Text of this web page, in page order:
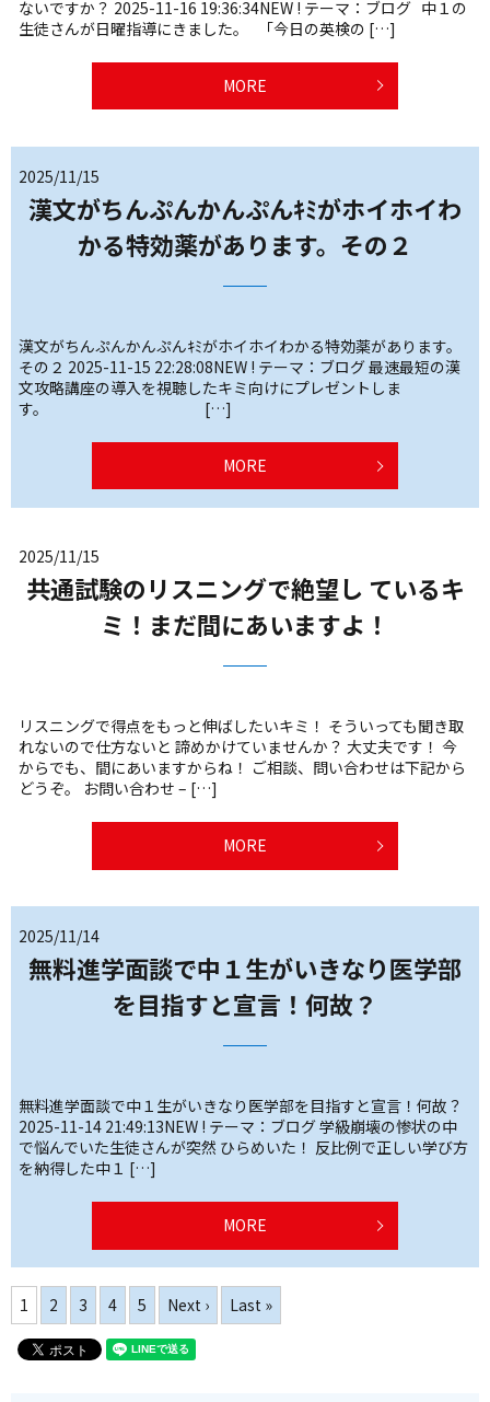
ないですか？ 2025-11-16 19:36:34NEW ! テーマ：ブログ 中１の
生徒さんが日曜指導にきました。 「今日の英検の […]
MORE
2025/11/15
漢文がちんぷんかんぷんｷﾐがホイホイわ
かる特効薬があります。その２
漢文がちんぷんかんぷんｷﾐがホイホイわかる特効薬があります。
その２ 2025-11-15 22:28:08NEW ! テーマ：ブログ 最速最短の漢
文攻略講座の導入を視聴したキミ向けにプレゼントしま
す。 […]
MORE
2025/11/15
共通試験のリスニングで絶望し ているキ
ミ！まだ間にあいますよ！
リスニングで得点をもっと伸ばしたいキミ！ そういっても聞き取
れないので仕方ないと 諦めかけていませんか？ 大丈夫です！ 今
からでも、間にあいますからね！ ご相談、問い合わせは下記から
どうぞ。 お問い合わせ – […]
MORE
2025/11/14
無料進学面談で中１生がいきなり医学部
を目指すと宣言！何故？
無料進学面談で中１生がいきなり医学部を目指すと宣言！何故？
2025-11-14 21:49:13NEW ! テーマ：ブログ 学級崩壊の惨状の中
で悩んでいた生徒さんが突然 ひらめいた！ 反比例で正しい学び方
を納得した中１ […]
MORE
1 2 3 4 5 Next › Last »